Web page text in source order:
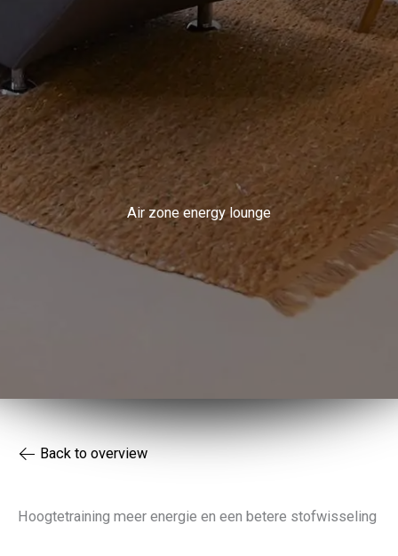
Air zone energy lounge
Back to overview
Hoogtetraining meer energie en een betere stofwisseling